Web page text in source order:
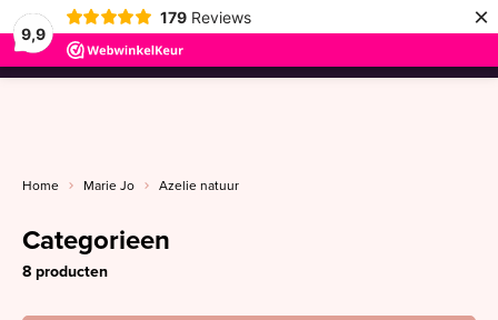
9,9
179 Reviews ×
menu
Home Marie Jo Azelie natuur
Categorieen
8 producten